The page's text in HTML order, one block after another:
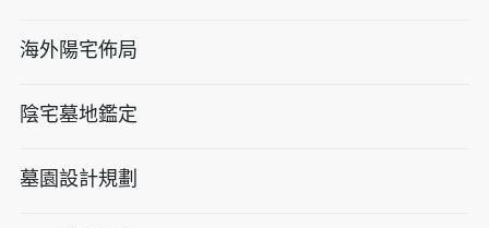
海外陽宅佈局
陰宅墓地鑑定
墓園設計規劃